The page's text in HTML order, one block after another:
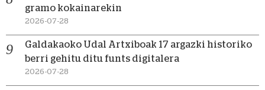
gramo kokainarekin
2026-07-28
Galdakaoko Udal Artxiboak 17 argazki historiko
berri gehitu ditu funts digitalera
2026-07-28